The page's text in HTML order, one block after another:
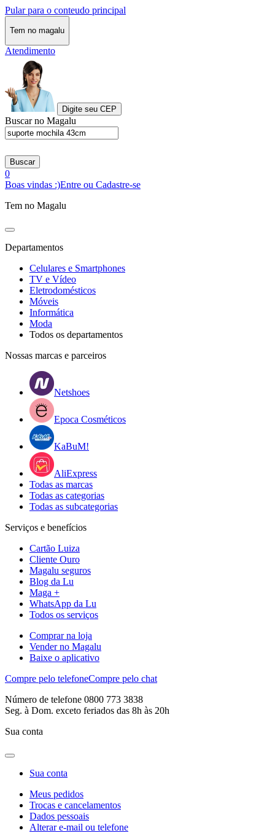
Pular para o conteudo principal
Tem no magalu
Atendimento
Digite seu CEP
Buscar no Magalu
Buscar
0
Boas vindas :)Entre ou Cadastre-se
Tem no Magalu
Departamentos
Celulares e Smartphones
TV e Vídeo
Eletrodomésticos
Móveis
Informática
Moda
Todos os departamentos
Nossas marcas e parceiros
Netshoes
Epoca Cosméticos
KaBuM!
AliExpress
Todas as marcas
Todas as categorias
Todas as subcategorias
Serviços e benefícios
Cartão Luiza
Cliente Ouro
Magalu seguros
Blog da Lu
Maga +
WhatsApp da Lu
Todos os serviços
Comprar na loja
Vender no Magalu
Baixe o aplicativo
Compre pelo telefoneCompre pelo chat
Número de telefone 0800 773 3838
Seg. à Dom. exceto feriados das 8h às 20h
Sua conta
Sua conta
Meus pedidos
Trocas e cancelamentos
Dados pessoais
Alterar e-mail ou telefone